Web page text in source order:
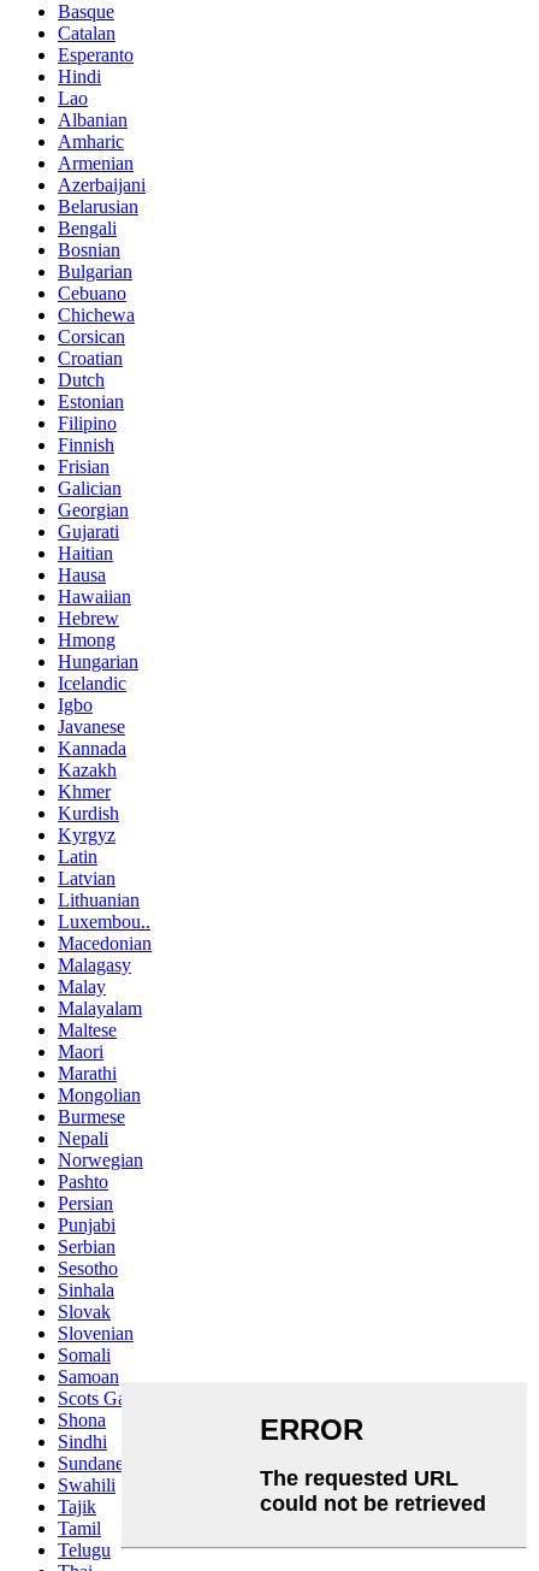
Basque
Catalan
Esperanto
Hindi
Lao
Albanian
Amharic
Armenian
Azerbaijani
Belarusian
Bengali
Bosnian
Bulgarian
Cebuano
Chichewa
Corsican
Croatian
Dutch
Estonian
Filipino
Finnish
Frisian
Galician
Georgian
Gujarati
Haitian
Hausa
Hawaiian
Hebrew
Hmong
Hungarian
Icelandic
Igbo
Javanese
Kannada
Kazakh
Khmer
Kurdish
Kyrgyz
Latin
Latvian
Lithuanian
Luxembou..
Macedonian
Malagasy
Malay
Malayalam
Maltese
Maori
Marathi
Mongolian
Burmese
Nepali
Norwegian
Pashto
Persian
Punjabi
Serbian
Sesotho
Sinhala
Slovak
Slovenian
Somali
Samoan
Scots Gaelic
Shona
Sindhi
Sundanese
Swahili
Tajik
Tamil
Telugu